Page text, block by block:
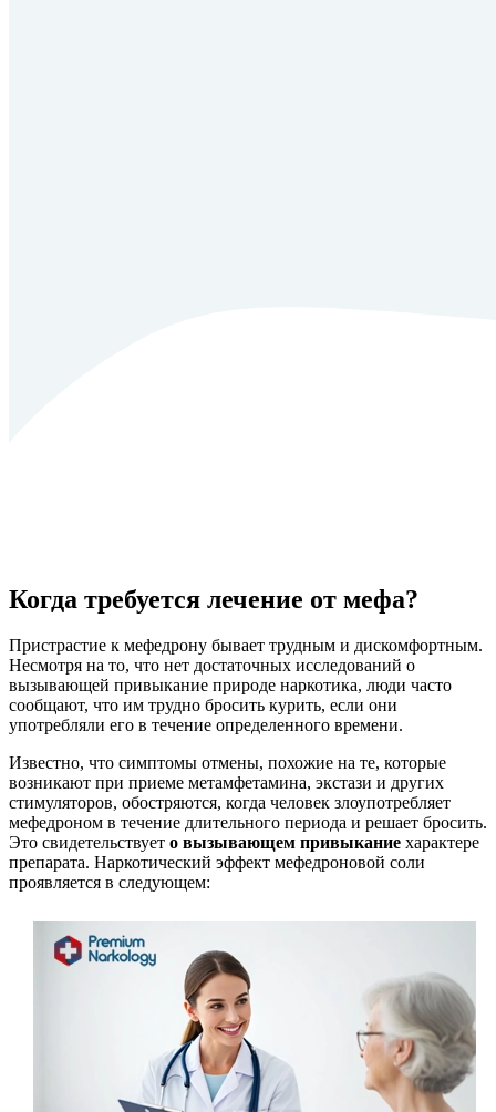
Когда требуется лечение от мефа?
Пристрастие к мефедрону бывает трудным и дискомфортным.
Несмотря на то, что нет достаточных исследований о
вызывающей привыкание природе наркотика, люди часто
сообщают, что им трудно бросить курить, если они
употребляли его в течение определенного времени.
Известно, что симптомы отмены, похожие на те, которые
возникают при приеме метамфетамина, экстази и других
стимуляторов, обостряются, когда человек злоупотребляет
мефедроном в течение длительного периода и решает бросить.
Это свидетельствует о вызывающем привыкание характере
препарата. Наркотический эффект мефедроновой соли
проявляется в следующем: